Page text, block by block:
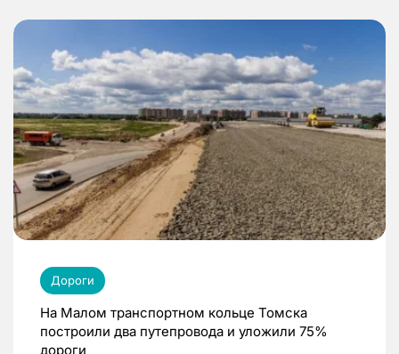
Дороги
На Малом транспортном кольце Томска
построили два путепровода и уложили 75%
дороги